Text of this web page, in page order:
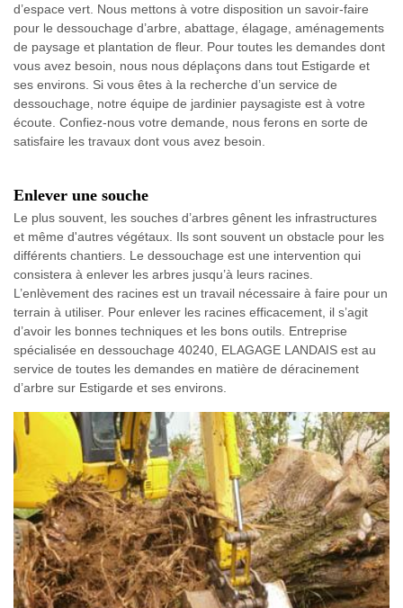
d’espace vert. Nous mettons à votre disposition un savoir-faire
pour le dessouchage d’arbre, abattage, élagage, aménagements
de paysage et plantation de fleur. Pour toutes les demandes dont
vous avez besoin, nous nous déplaçons dans tout Estigarde et
ses environs. Si vous êtes à la recherche d’un service de
dessouchage, notre équipe de jardinier paysagiste est à votre
écoute. Confiez-nous votre demande, nous ferons en sorte de
satisfaire les travaux dont vous avez besoin.
Enlever une souche
Le plus souvent, les souches d’arbres gênent les infrastructures
et même d'autres végétaux. Ils sont souvent un obstacle pour les
différents chantiers. Le dessouchage est une intervention qui
consistera à enlever les arbres jusqu’à leurs racines.
L’enlèvement des racines est un travail nécessaire à faire pour un
terrain à utiliser. Pour enlever les racines efficacement, il s’agit
d’avoir les bonnes techniques et les bons outils. Entreprise
spécialisée en dessouchage 40240, ELAGAGE LANDAIS est au
service de toutes les demandes en matière de déracinement
d’arbre sur Estigarde et ses environs.